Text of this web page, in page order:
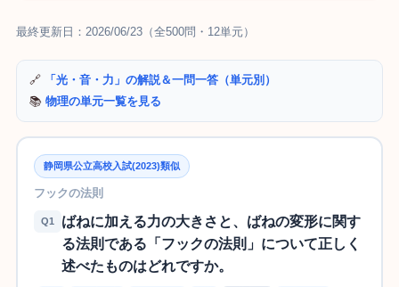
最終更新日：2026/06/23（全500問・12単元）
🔗
「光・音・力」の解説＆一問一答（単元別）
📚 物理の単元一覧を見る
静岡県公立高校入試(2023)類似
フックの法則
Q1
ばねに加える力の大きさと、ばねの変形に関す
る法則である「フックの法則」について正しく
述べたものはどれですか。